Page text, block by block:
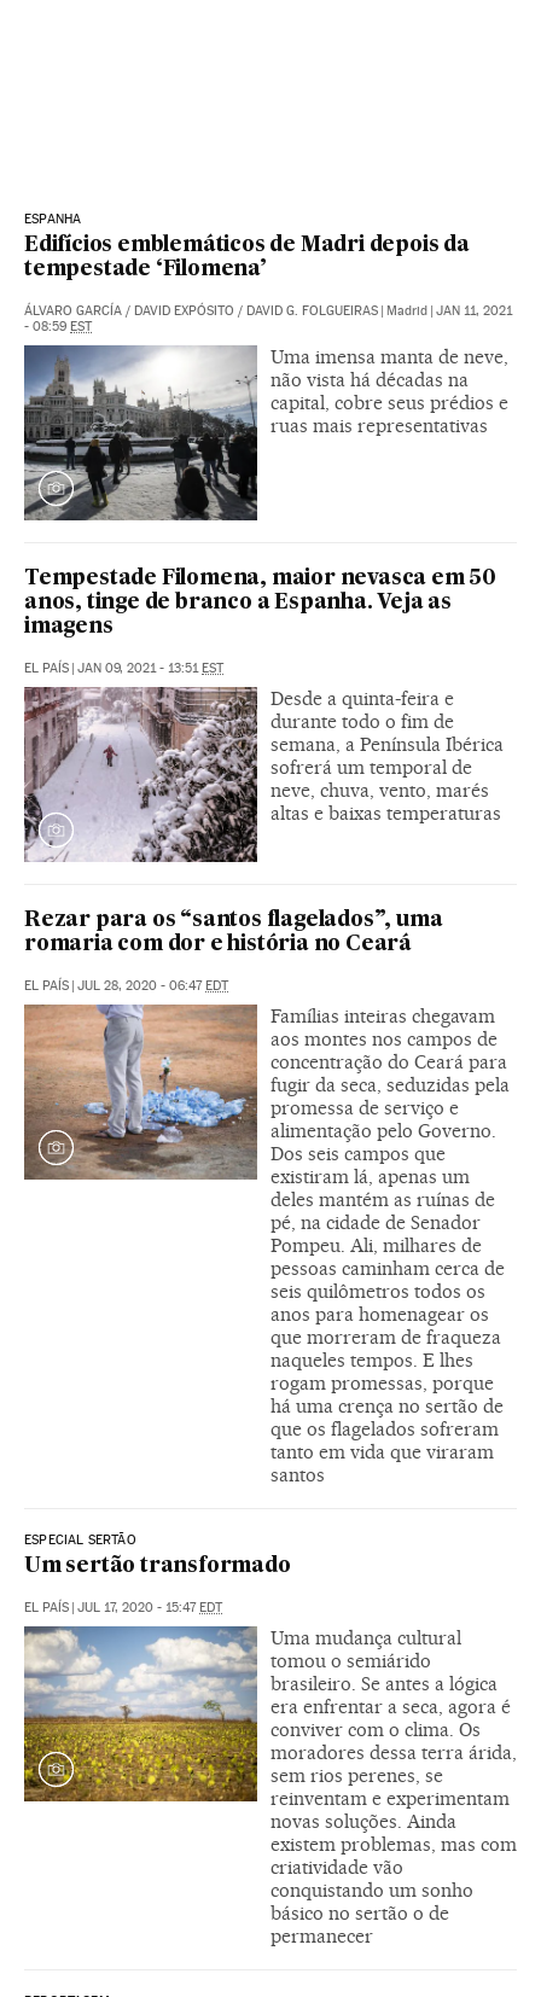
ESPANHA
Edifícios emblemáticos de Madri depois da
tempestade ‘Filomena’
ÁLVARO GARCÍA / DAVID EXPÓSITO / DAVID G. FOLGUEIRAS Madrid
JAN 11, 2021
- 08:59 EST
Uma imensa manta de neve,
não vista há décadas na
capital, cobre seus prédios e
ruas mais representativas
Tempestade Filomena, maior nevasca em 50
anos, tinge de branco a Espanha. Veja as
imagens
EL PAÍS JAN 09, 2021 - 13:51 EST
Desde a quinta-feira e
durante todo o fim de
semana, a Península Ibérica
sofrerá um temporal de
neve, chuva, vento, marés
altas e baixas temperaturas
Rezar para os “santos flagelados”, uma
romaria com dor e história no Ceará
EL PAÍS JUL 28, 2020 - 06:47 EDT
Famílias inteiras chegavam
aos montes nos campos de
concentração do Ceará para
fugir da seca, seduzidas pela
promessa de serviço e
alimentação pelo Governo.
Dos seis campos que
existiram lá, apenas um
deles mantém as ruínas de
pé, na cidade de Senador
Pompeu. Ali, milhares de
pessoas caminham cerca de
seis quilômetros todos os
anos para homenagear os
que morreram de fraqueza
naqueles tempos. E lhes
rogam promessas, porque
há uma crença no sertão de
que os flagelados sofreram
tanto em vida que viraram
santos
ESPECIAL SERTÃO
Um sertão transformado
EL PAÍS JUL 17, 2020 - 15:47 EDT
Uma mudança cultural
tomou o semiárido
brasileiro. Se antes a lógica
era enfrentar a seca, agora é
conviver com o clima. Os
moradores dessa terra árida,
sem rios perenes, se
reinventam e experimentam
novas soluções. Ainda
existem problemas, mas com
criatividade vão
conquistando um sonho
básico no sertão o de
permanecer